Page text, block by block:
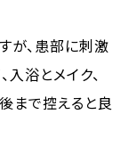
が、患部に刺激
浴とメイク、
まで控えると良